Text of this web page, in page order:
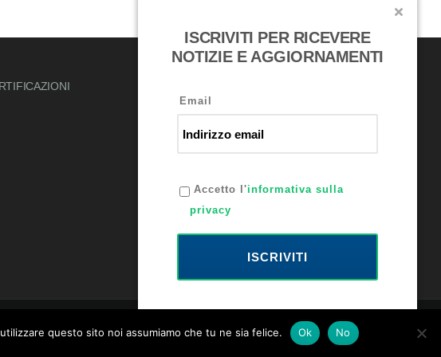
ISCRIVITI PER RICEVERE
NOTIZIE E AGGIORNAMENTI
Email
Accetto l'informativa sulla
privacy
ISCRIVITI
questo sito noi assumiamo che tu ne sia felice. Ok No